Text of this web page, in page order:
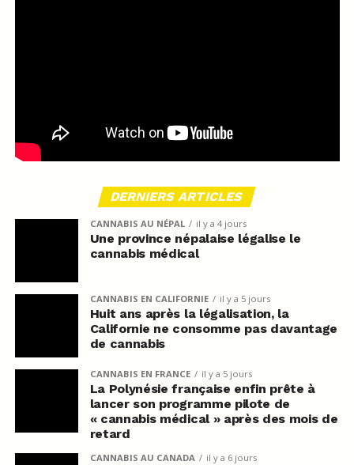
DERNIERS ARTICLES
CANNABIS AU NÉPAL il y a 4 jours
Une province népalaise légalise le
cannabis médical
CANNABIS EN CALIFORNIE il y a 5 jours
Huit ans après la légalisation, la
Californie ne consomme pas davantage
de cannabis
CANNABIS EN FRANCE il y a 5 jours
La Polynésie française enfin prête à
lancer son programme pilote de
« cannabis médical » après des mois de
retard
CANNABIS AU CANADA il y a 6 jours